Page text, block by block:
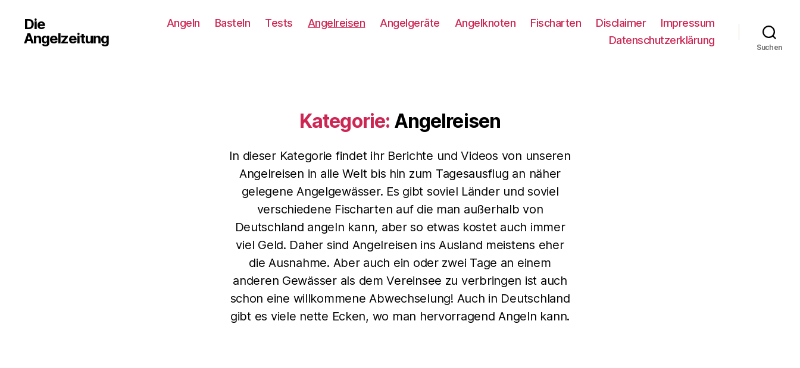
Die
Angelzeitung
Angeln Basteln Tests Angelreisen Angelgeräte Angelknoten Fischarten Disclaimer
Impressum
Datenschutzerklärung
Suchen
Kategorie: Angelreisen
In dieser Kategorie findet ihr Berichte und Videos von unseren
Angelreisen in alle Welt bis hin zum Tagesausflug an näher
gelegene Angelgewässer. Es gibt soviel Länder und soviel
verschiedene Fischarten auf die man außerhalb von
Deutschland angeln kann, aber so etwas kostet auch immer
viel Geld. Daher sind Angelreisen ins Ausland meistens eher
die Ausnahme. Aber auch ein oder zwei Tage an einem
anderen Gewässer als dem Vereinsee zu verbringen ist auch
schon eine willkommene Abwechselung! Auch in Deutschland
gibt es viele nette Ecken, wo man hervorragend Angeln kann.